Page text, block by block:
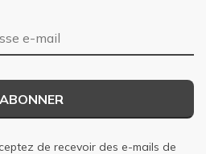
de recevoir des e-mails de